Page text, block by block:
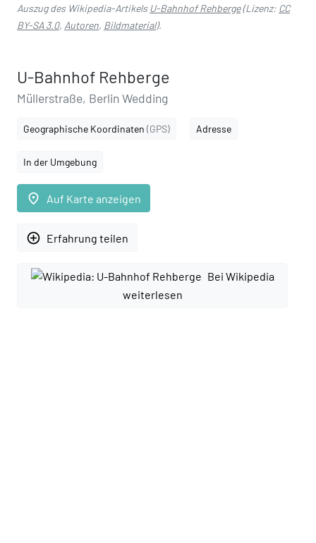
Auszug des Wikipedia-Artikels U-Bahnhof Rehberge(Lizenz: CC
BY-SA 3.0, Autoren, Bildmaterial).
U-Bahnhof Rehberge
Müllerstraße, Berlin Wedding
Geographische Koordinaten (GPS) Adresse
In der Umgebung
place Auf Karte anzeigen
add_circle_outline Erfahrung teilen
Bei Wikipedia
weiterlesen